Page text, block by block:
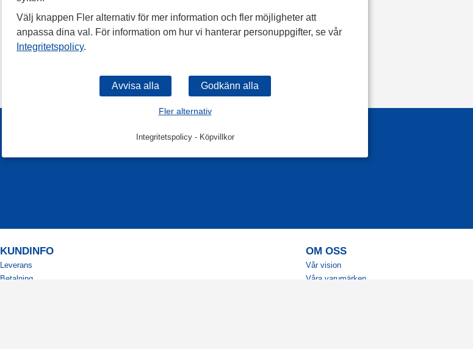
Välj knappen Fler alternativ för mer information och fler möjligheter att
anpassa dina val. För information om hur vi hanterar personuppgifter, se vår
Integritetspolicy.
Fler alternativ
Integritetspolicy- Köpvillkor
KUNDINFO
Leverans
Betalning
OM OSS
Vår vision
Våra varumärken